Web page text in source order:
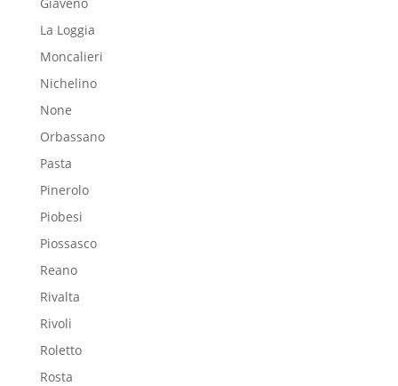
La Loggia
Moncalieri
Nichelino
None
Orbassano
Pasta
Pinerolo
Piobesi
Piossasco
Reano
Rivalta
Rivoli
Roletto
Rosta